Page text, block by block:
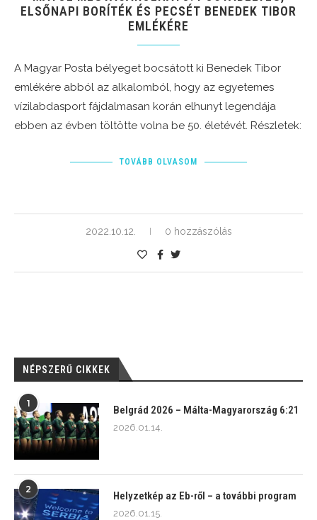
ELSŐNAPI BORÍTÉK ÉS PECSÉT BENEDEK TIBOR
EMLÉKÉRE
A Magyar Posta bélyeget bocsátott ki Benedek Tibor
emlékére abból az alkalomból, hogy az egyetemes
vízilabdasport fájdalmasan korán elhunyt legendája
ebben az évben töltötte volna be 50. életévét. Részletek:
TOVÁBB OLVASOM
2022.10.12. 0 hozzászólás
NÉPSZERŰ CIKKEK
1
Belgrád 2026 – Málta-Magyarország 6:21
2026.01.14.
2
Helyzetkép az Eb-ről – a további program
2026.01.15.